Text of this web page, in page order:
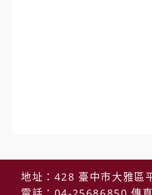
地址：428 臺中市大雅區